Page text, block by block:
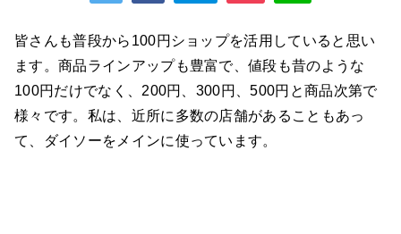
皆さんも普段から100円ショップを活用していると思い
ます。商品ラインアップも豊富で、値段も昔のような
100円だけでなく、200円、300円、500円と商品次第で
様々です。私は、近所に多数の店舗があることもあっ
て、ダイソーをメインに使っています。